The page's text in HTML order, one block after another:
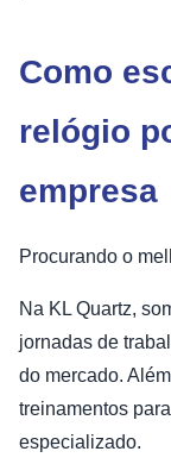
Como
relógio
empresa
Procurando o
Na KL Quartz,
jornadas de
do mercado.
treinamentos
especializado.